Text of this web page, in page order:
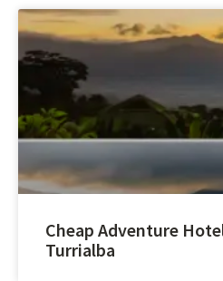
Cheap Adventure
Turrialba